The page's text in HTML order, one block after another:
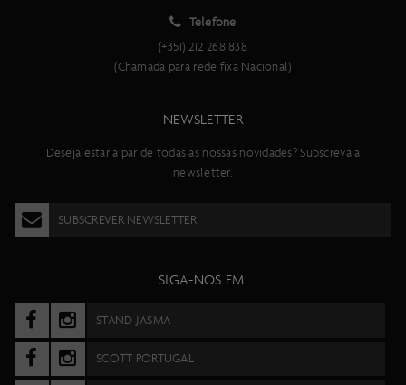
Telefone
(+351) 212 268 838
(Chamada para rede fixa Nacional)
NEWSLETTER
Deseja estar a par de todas as nossas novidades? Subscreva a
newsletter.
SUBSCREVER NEWSLETTER
SIGA-NOS EM:
STAND JASMA
SCOTT PORTUGAL